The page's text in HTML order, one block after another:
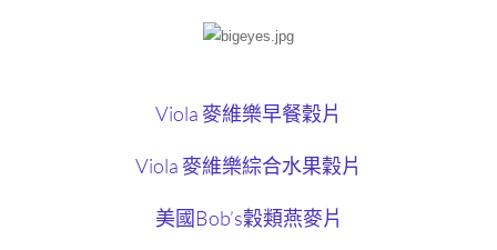
Viola 麥維樂早餐穀片
Viola 麥維樂綜合水果穀片
美國Bob’s穀類燕麥片